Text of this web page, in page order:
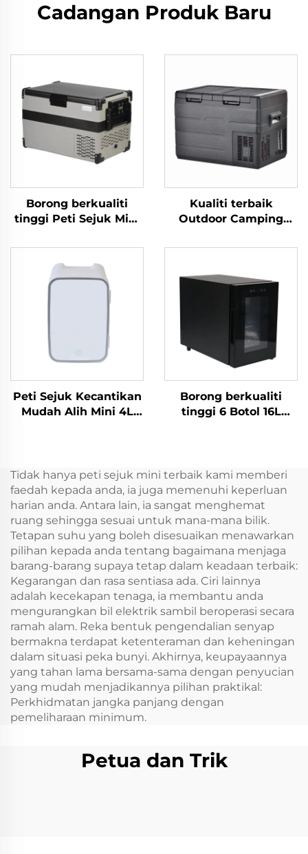
Cadangan Produk Baru
Borong berkualiti
tinggi Peti Sejuk Mini
Sejuk Mudah Alih 12
Volt 32L Peti Sejuk
Mudah Alih
Kualiti terbaik
Outdoor Camping
Picnic Car And Home
Refrigerator Freezer
Cooler Box 35L
Peti Sejuk Kecantikan
Mudah Alih Mini 4L
Putih untuk
Penjagaan Kulit atau
Penggunaan Garaj
Keadaan Baru
Borong berkualiti
tinggi 6 Botol 16L
Tidak hanya peti sejuk mini terbaik kami memberi
faedah kepada anda, ia juga memenuhi keperluan
harian anda. Antara lain, ia sangat menghemat
ruang sehingga sesuai untuk mana-mana bilik.
Tetapan suhu yang boleh disesuaikan menawarkan
pilihan kepada anda tentang bagaimana menjaga
barang-barang supaya tetap dalam keadaan terbaik:
Kegarangan dan rasa sentiasa ada. Ciri lainnya
adalah kecekapan tenaga, ia membantu anda
mengurangkan bil elektrik sambil beroperasi secara
ramah alam. Reka bentuk pengendalian senyap
bermakna terdapat ketenteraman dan keheningan
dalam situasi peka bunyi. Akhirnya, keupayaannya
yang tahan lama bersama-sama dengan penyucian
yang mudah menjadikannya pilihan praktikal:
Perkhidmatan jangka panjang dengan
pemeliharaan minimum.
Petua dan Trik